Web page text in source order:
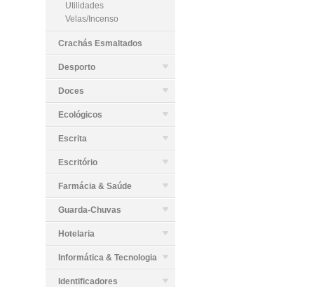
Utilidades
Velas/Incenso
Crachás Esmaltados
Desporto
Doces
Ecológicos
Escrita
Escritório
Farmácia & Saúde
Guarda-Chuvas
Hotelaria
Informática & Tecnologia
Identificadores